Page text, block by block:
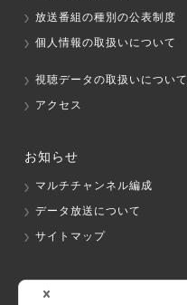
放送番組の種別の公表制度
個人情報の取扱いについて
視聴データの取扱いについて
アクセス
お知らせ
マルチチャンネル編成
データ放送について
サイトマップ
グループ会社